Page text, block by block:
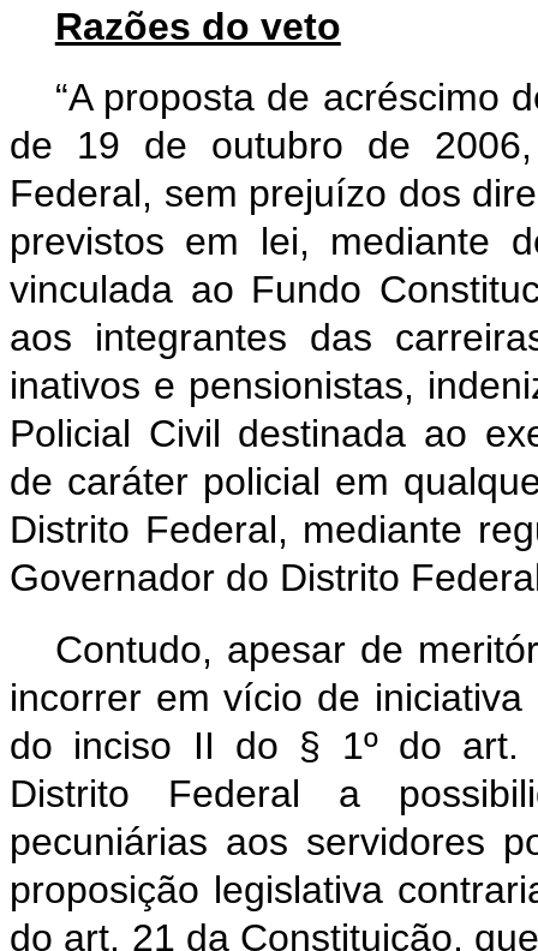
Razões do veto
“A proposta de acréscimo
de 19 de outubro de
Federal, sem prejuízo dos
previstos em lei, mediante
vinculada ao Fundo
aos integrantes das
inativos e pensionistas,
Policial Civil destinada ao
de caráter policial em
Distrito Federal, mediante
Governador do Distrito
Contudo, apesar de
incorrer em vício de iniciativa
do inciso II do § 1º do art.
Distrito Federal a
pecuniárias aos servidores
proposição legislativa
do art. 21 da Constituição,